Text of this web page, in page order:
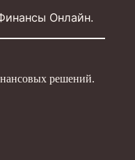
Онлайн.
решений.